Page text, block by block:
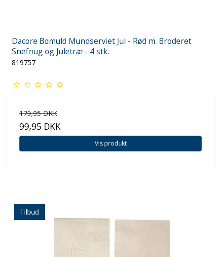
Dacore Bomuld Mundserviet Jul - Rød m. Broderet
Snefnug og Juletræ - 4 stk.
819757
179,95 DKK
99,95 DKK
Vis produkt
Tilbud